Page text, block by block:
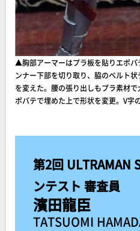
▲胸部アーマーはプラ板を貼りエポ
ンナー下部を切り取り、脇のベルト
を変えた。腰の張り出しもプラ素材
ポパテで埋めた上で形状を変更。V字
第2回 ULTRAMAN
ンテスト 審査員
濱田龍臣
TATSUOMI